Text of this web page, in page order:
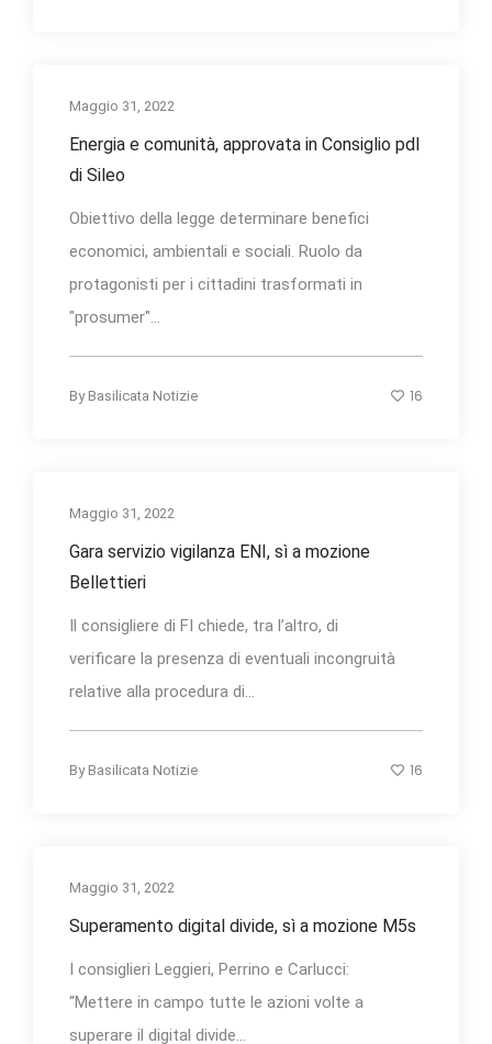
Maggio 31, 2022
Energia e comunità, approvata in Consiglio pdl
di Sileo
Obiettivo della legge determinare benefici
economici, ambientali e sociali. Ruolo da
protagonisti per i cittadini trasformati in
"prosumer"...
By Basilicata Notizie 16
Maggio 31, 2022
Gara servizio vigilanza ENI, sì a mozione
Bellettieri
Il consigliere di FI chiede, tra l’altro, di
verificare la presenza di eventuali incongruità
relative alla procedura di...
By Basilicata Notizie 16
Maggio 31, 2022
Superamento digital divide, sì a mozione M5s
I consiglieri Leggieri, Perrino e Carlucci:
“Mettere in campo tutte le azioni volte a
superare il digital divide...